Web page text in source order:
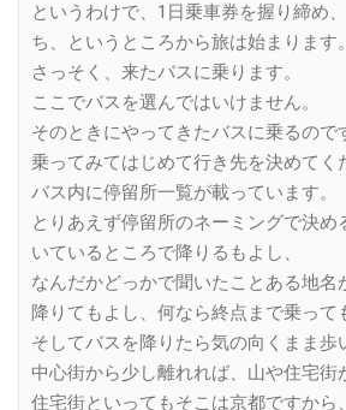
というわけで、1日乗車券を握り締め
ち、というところから旅は始まります。
さっそく、来たバスに乗ります。
ここでバスを選んではいけません。
そのときにやってきたバスに乗るので
乗ってみてはじめて行き先を決めてく
バス内に停留所一覧が載っています。
とりあえず停留所のネーミングで決め
いているところで降りるもよし、
なんだかどっかで聞いたことある地名
降りてもよし、何なら終点まで乗って
そしてバスを降りたら気の向くまま歩
中心街から少し離れれば、山や住宅街
住宅街といってもそこは京都ですから